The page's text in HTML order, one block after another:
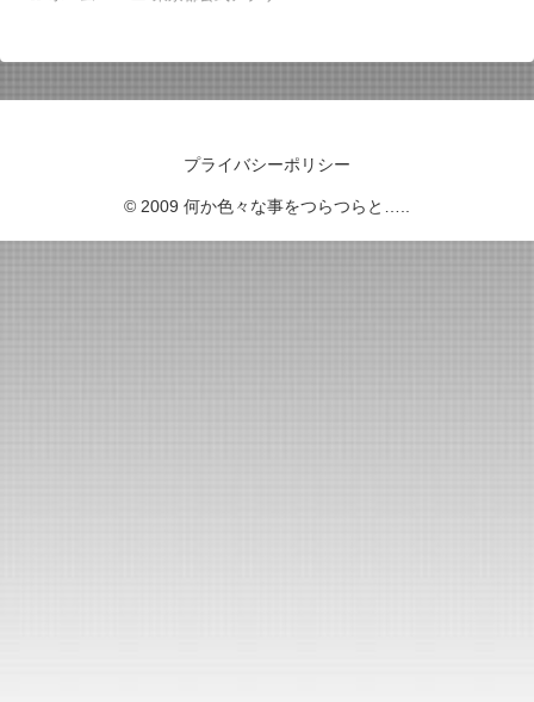
プライバシーポリシー
© 2009 何か色々な事をつらつらと…..